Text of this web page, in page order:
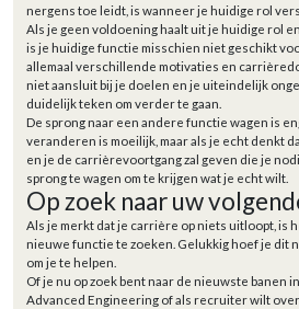
nergens toe leidt, is wanneer je huidige rol
Als je geen voldoening haalt uit je huidige rol
is je huidige functie misschien niet geschikt
allemaal verschillende motivaties en
niet aansluit bij je doelen en je uiteindelijk
duidelijk teken om verder te gaan.
De sprong naar een andere functie wagen is
veranderen is moeilijk, maar als je echt denkt
en je de carrièrevoortgang zal geven die je
sprong te wagen om te krijgen wat je echt wilt.
Op zoek naar uw
Als je merkt dat je carrière op niets uitloopt, is
nieuwe functie te zoeken. Gelukkig hoef je dit
om je te helpen.
Of je nu op zoek bent naar de nieuwste banen
Advanced Engineering of als recruiter wilt